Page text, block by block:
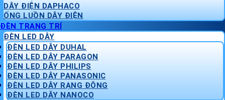
DÂY ĐIỆN DAPHACO
ỐNG LUỒN DÂY ĐIỆN
ĐÈN TRANG TRÍ
ĐÈN LED DÂY
ĐÈN LED DÂY DUHAL
ĐÈN LED DÂY PARAGON
ĐÈN LED DÂY PHILIPS
ĐÈN LED DÂY PANASONIC
ĐÈN LED DÂY RẠNG ĐÔNG
ĐÈN LED DÂY NANOCO